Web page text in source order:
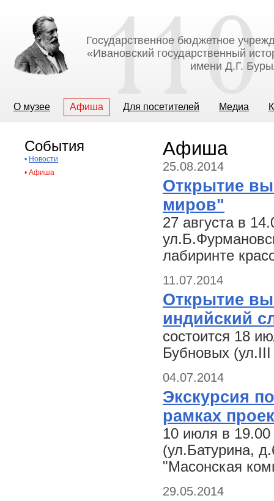
Государственное бюджетное
«Ивановский государственный
имени Д.Г.
О музее Афиша Для посетителей Медиа
События
• Новости
• Афиша
Афиша
25.08.2014
Открытие
миров"
27 августа в
лабиринте
11.07.2014
Открытие
индийский
состоится 18
Бубновых
04.07.2014
Экскурсия
рамках
10 июля в
(ул.Батурина,
"Масонская
29.05.2014